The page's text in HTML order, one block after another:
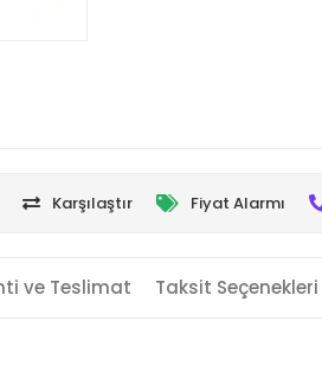
Karşılaştır Fiyat Alarmı
ve Teslimat Taksit Seçenekleri